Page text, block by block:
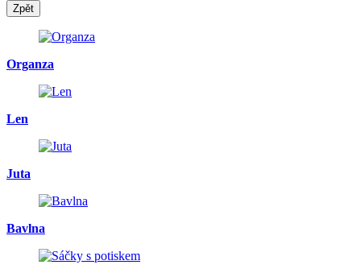
Zpět
Organza
Len
Juta
Bavlna